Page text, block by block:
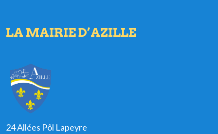
LA MAIRIE D’AZILLE
24 Allées Pôl Lapeyre